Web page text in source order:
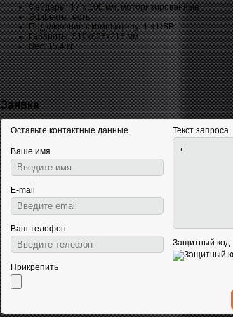
Фейдеры: 17 x 100 мм, моторизированные
Эффекты: есть
Подключение к компьютеру: 1 x USB
Габариты: 510х625х215 мм
Вес: 15,4 кг
Заявка
Оставьте контактные данные
Ваше имя
E-mail
Ваш телефон
Прикрепить
Текст запроса
Защитный код: